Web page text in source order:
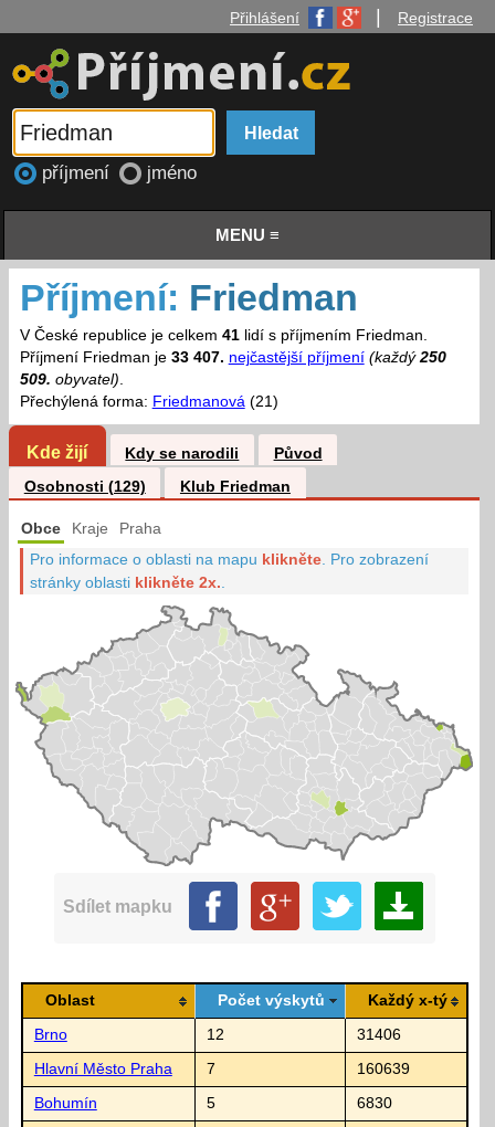
Přihlášení Registrace
příjmení jméno
MENU ≡
Příjmení: Friedman
V České republice je celkem 41lidí s příjmením Friedman.
Příjmení Friedman je 33 407. nejčastější příjmení (každý250
509. obyvatel).
Přechýlená forma: Friedmanová(21)
Kde žijí Kdy se narodili
Původ
Osobnosti (129)
Klub Friedman
Obce Kraje Praha
Pro informace o oblasti na mapu klikněte Pro zobrazení
stránky oblasti klikněte 2x.
Sdílet mapku
Oblast Počet výskytů Každý x-tý
Brno 12 31406
Hlavní Město Praha 7 160639
Bohumín 5 6830